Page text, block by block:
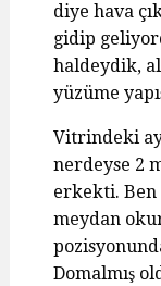
diye hava
gidip
haldeydik,
yüzüme
Vitrindeki
nerdeyse 2
erkekti. Ben
meydan
Domalmış